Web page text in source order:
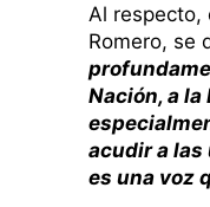
Al respecto,
Romero, se
Nación, a la
acudir a las
es una voz